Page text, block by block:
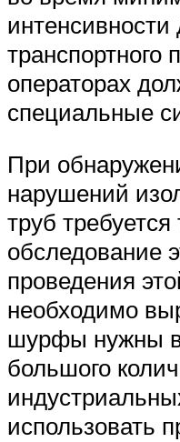
транспортного
операторах
специальные
При
нарушений
труб требуется
обследование
проведения
необходимо
шурфы нужны в
большого
использовать